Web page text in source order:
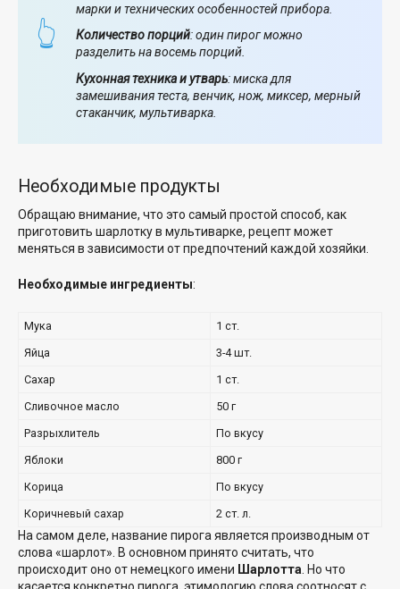
марки и технических особенностей прибора.
Количество порций: один пирог можно
разделить на восемь порций.
Кухонная техника и утварь: миска для
замешивания теста, венчик, нож, миксер, мерный
стаканчик, мультиварка.
Необходимые продукты
Обращаю внимание, что это самый простой способ, как
приготовить шарлотку в мультиварке, рецепт может
меняться в зависимости от предпочтений каждой хозяйки.
Необходимые ингредиенты:
Мука
1 ст.
Яйца
3-4 шт.
Сахар
1 ст.
Сливочное масло
50 г
Разрыхлитель
По вкусу
Яблоки
800 г
Корица
По вкусу
Коричневый сахар
2 ст. л.
На самом деле, название пирога является производным от
слова «шарлот». В основном принято считать, что
происходит оно от немецкого имени Шарлотта. Но что